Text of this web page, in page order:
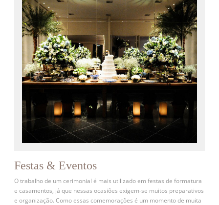
Festas & Eventos
O trabalho de um cerimonial é mais utilizado em festas de formatura
e casamentos, já que nessas ocasiões exigem-se muitos preparativos
e organização. Como essas comemorações é um momento de muita